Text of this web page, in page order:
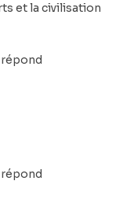
et la civilisation